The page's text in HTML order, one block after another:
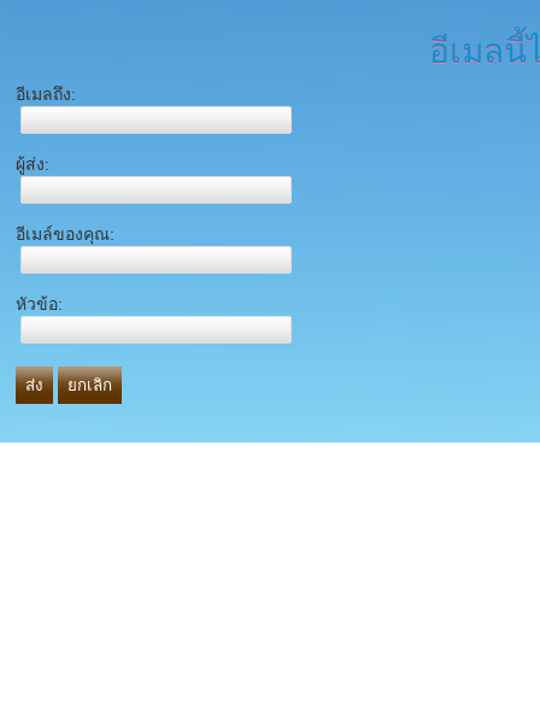
อีเมลนี้
อีเมลถึง:
ผู้ส่ง:
อีเมล์ของคุณ:
หัวข้อ:
ส่ง ยกเลิก